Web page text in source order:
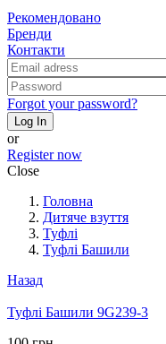
Рекомендовано
Бренди
Контакти
Forgot your password?
Log In
or
Register now
Close
Головна
Дитяче взуття
Туфлі
Туфлі Башили
Назад
Туфлі Башили 9G239-3